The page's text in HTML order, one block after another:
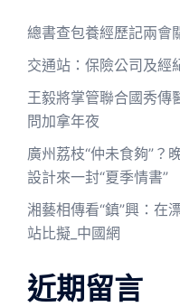
總書查包養經歷記兩會
交通站：保險公司及經
王毅將掌管聯合國秀傳
問加拿年夜
廣州荔枝“仲未食夠”？
設計來一封“夏季情書”
湘藝相傳看“鎮”興：在
站比擬_中國網
近期留言